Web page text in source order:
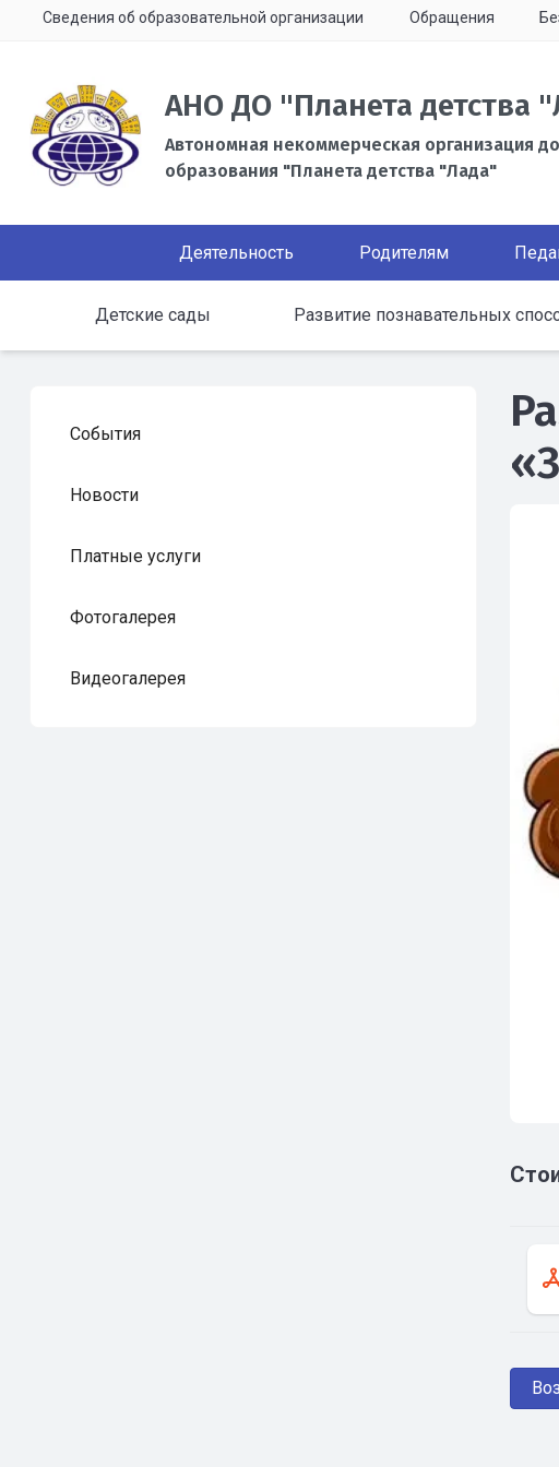
Сведения об образовательной организации Обращения
АНО ДО "Планета детства
Автономная некоммерческая организация
образования "Планета детства "Лада"
Деятельность Родителям
Детские сады Развитие познавательных
События
Новости
Платные услуги
Фотогалерея
Видеогалерея